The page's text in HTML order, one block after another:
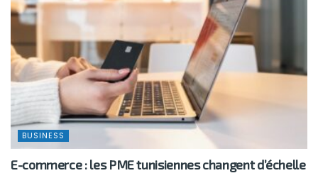
BUSINESS
E-commerce : les PME tunisiennes changent d’échelle